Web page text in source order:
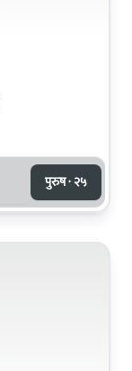
पुरुष · २५